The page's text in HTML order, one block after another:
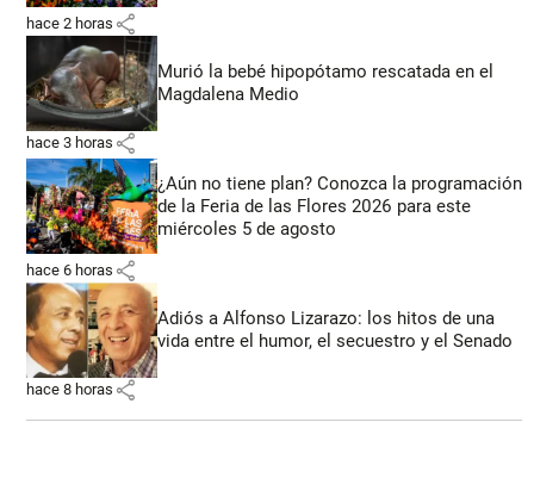
hace 2 horas share
Murió la bebé hipopótamo rescatada en el
Magdalena Medio
hace 3 horas share
¿Aún no tiene plan? Conozca la programación
de la Feria de las Flores 2026 para este
miércoles 5 de agosto
hace 6 horas share
Adiós a Alfonso Lizarazo: los hitos de una
vida entre el humor, el secuestro y el Senado
hace 8 horas share